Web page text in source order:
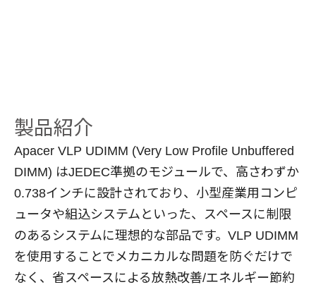
製品紹介
Apacer VLP UDIMM (Very Low Profile Unbuffered
DIMM) はJEDEC準拠のモジュールで、高さわずか
0.738インチに設計されており、小型産業用コンピ
ュータや組込システムといった、スペースに制限
のあるシステムに理想的な部品です。VLP UDIMM
を使用することでメカニカルな問題を防ぐだけで
なく、省スペースによる放熱改善/エネルギー節約